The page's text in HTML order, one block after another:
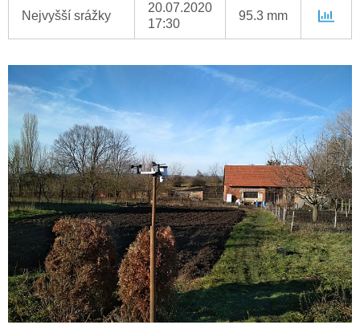
Nejvyšší srážky
20.07.2020
17:30
95.3 mm